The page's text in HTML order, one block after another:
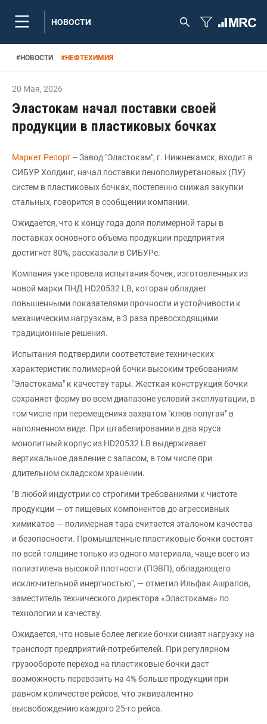
НОВОСТИ
#НОВОСТИ #НЕФТЕХИМИЯ
20 Мая, 2026
Эластокам начал поставки своей
продукции в пластиковых бочках
Маркет Репорт-- Завод "Эластокам", г. Нижнекамск, входит в
СИБУР Холдинг, начал поставки пенополиуретановых (ПУ)
систем в пластиковых бочках, постепенно снижая закупки
стальных, говорится в сообщении компании.
Ожидается, что к концу года доля полимерной тары в
поставках основного объема продукции предприятия
достигнет 80%, рассказали в СИБУРе.
Компания уже провела испытания бочек, изготовленных из
новой марки ПНД HD20532 LB, которая обладает
повышенными показателями прочности и устойчивости к
механическим нагрузкам, в 3 раза превосходящими
традиционные решения.
Испытания подтвердили соответствие технических
характеристик полимерной бочки высоким требованиям
"Эластокама" к качеству тары. Жесткая конструкция бочки
сохраняет форму во всем диапазоне условий эксплуатации, в
том числе при перемещениях захватом "клюв попугая" в
наполненном виде. При штабелировании в два яруса
монолитный корпус из HD20532 LB выдерживает
вертикальное давление с запасом, в том числе при
длительном складском хранении.
"В любой индустрии со строгими требованиями к чистоте
продукции — от пищевых компонентов до агрессивных
химикатов — полимерная тара считается эталоном качества
и безопасности. Промышленные пластиковые бочки состоят
по всей толщине только из одного материала, чаще всего из
полиэтилена высокой плотности (ПЭВП), обладающего
исключительной инертностью", — отметил Ильфак Ашрапов,
заместитель технического директора «Эластокама» по
технологии и качеству.
Ожидается, что новые более легкие бочки снизят нагрузку на
транспорт предприятий-потребителей. При регулярном
грузообороте переход на пластиковые бочки даст
возможность перевозить на 4% больше продукции при
равном количестве рейсов, что эквивалентно
высвобождению каждого 25-го рейса.